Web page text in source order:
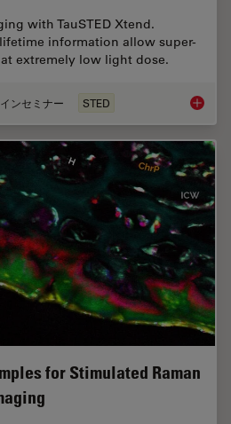
with TauSTED Xtend.
information allow super-
extremely low light dose.
ンセミナー STED
for Stimulated Raman